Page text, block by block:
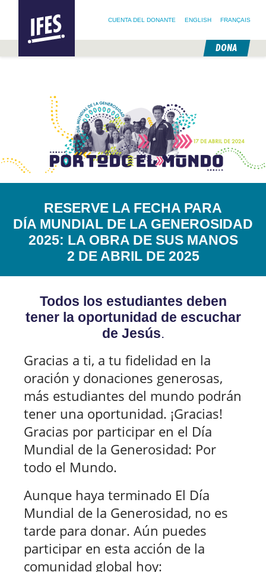
CUENTA DEL DONANTE ENGLISH FRANÇAIS
INTERNATIONAL
FELLOWSHIP
EVANGELICAL
DONA
RESERVE LA FECHA PARA
DÍA MUNDIAL DE LA GENEROSIDAD
2025: LA OBRA DE SUS MANOS
2 DE ABRIL DE 2025
Todos los estudiantes deben
tener la oportunidad de escuchar
de Jesús.
Gracias a ti, a tu fidelidad en la
oración y donaciones generosas,
más estudiantes del mundo podrán
tener una oportunidad. ¡Gracias!
Gracias por participar en el Día
Mundial de la Generosidad: Por
todo el Mundo.
Aunque haya terminado El Día
Mundial de la Generosidad, no es
tarde para donar. Aún puedes
participar en esta acción de la
comunidad global hoy: